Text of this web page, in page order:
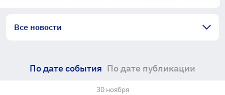
Все новости
По дате события По дате публикации
30 ноября